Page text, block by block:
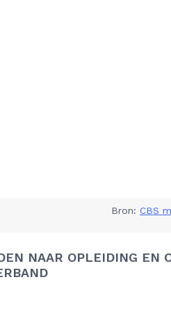
Bron: CBS
NAAR OPLEIDING EN